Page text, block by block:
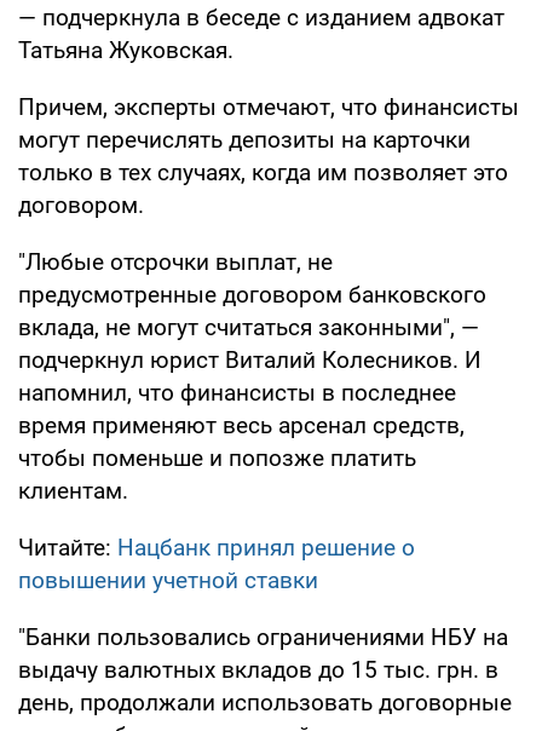
— подчеркнула в беседе с изданием адвокат
Татьяна Жуковская.
Причем, эксперты отмечают, что финансисты
могут перечислять депозиты на карточки
только в тех случаях, когда им позволяет это
договором.
"Любые отсрочки выплат, не
предусмотренные договором банковского
вклада, не могут считаться законными", —
подчеркнул юрист Виталий Колесников. И
напомнил, что финансисты в последнее
время применяют весь арсенал средств,
чтобы поменьше и попозже платить
клиентам.
Читайте: Нацбанк принял решение о
повышении учетной ставки
"Банки пользовались ограничениями НБУ на
выдачу валютных вкладов до 15 тыс. грн. в
день, продолжали использовать договорные